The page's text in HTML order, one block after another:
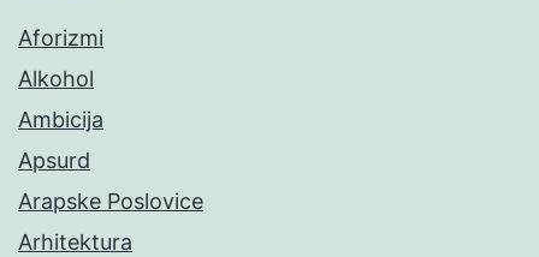
Aforizmi
Alkohol
Ambicija
Apsurd
Arapske Poslovice
Arhitektura